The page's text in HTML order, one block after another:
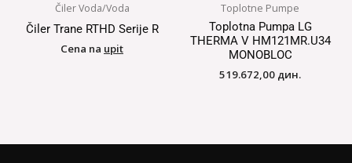
Čiler Voda/Voda
Čiler Trane RTHD Serije R
Cena na upit
Toplotne Pumpe
Toplotna Pumpa LG
THERMA V HM121MR.U34
MONOBLOC
519.672,00 дин.